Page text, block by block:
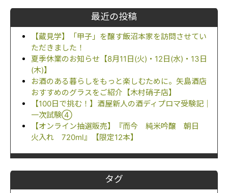
最近の投稿
【蔵見学】「甲子」を醸す飯沼本家を訪問させてい
ただきました！
夏季休業のお知らせ【8月11日(火)・12日(水)・13日
(木)】
お酒のある暮らしをもっと楽しむために。矢島酒店
おすすめのグラスをご紹介【木村硝子店】
【100日で挑む！】酒屋新人の酒ディプロマ受験記｜
一次試験④
【オンライン抽選販売】『而今 純米吟醸 朝日
火入れ 720ml』【限定12本】
タグ